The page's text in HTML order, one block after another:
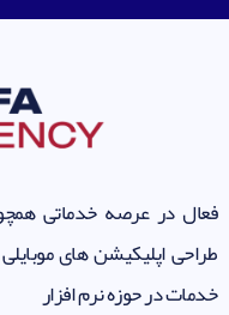
فعال در عرصه خدماتی
طراحی اپلیکیشن های
خدمات در حوزه نرم افزار